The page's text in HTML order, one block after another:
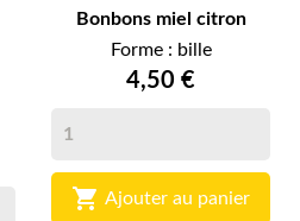
Bonbons miel citron
Forme : bille
4,50 €
 Ajouter au panier